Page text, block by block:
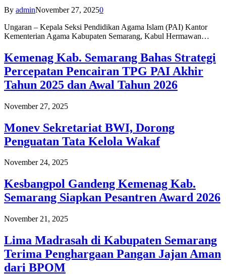
By adminNovember 27, 20250
Ungaran – Kepala Seksi Pendidikan Agama Islam (PAI) Kantor
Kementerian Agama Kabupaten Semarang, Kabul Hermawan…
Kemenag Kab. Semarang Bahas Strategi
Percepatan Pencairan TPG PAI Akhir
Tahun 2025 dan Awal Tahun 2026
November 27, 2025
Monev Sekretariat BWI, Dorong
Penguatan Tata Kelola Wakaf
November 24, 2025
Kesbangpol Gandeng Kemenag Kab.
Semarang Siapkan Pesantren Award 2026
November 21, 2025
Lima Madrasah di Kabupaten Semarang
Terima Penghargaan Pangan Jajan Aman
dari BPOM